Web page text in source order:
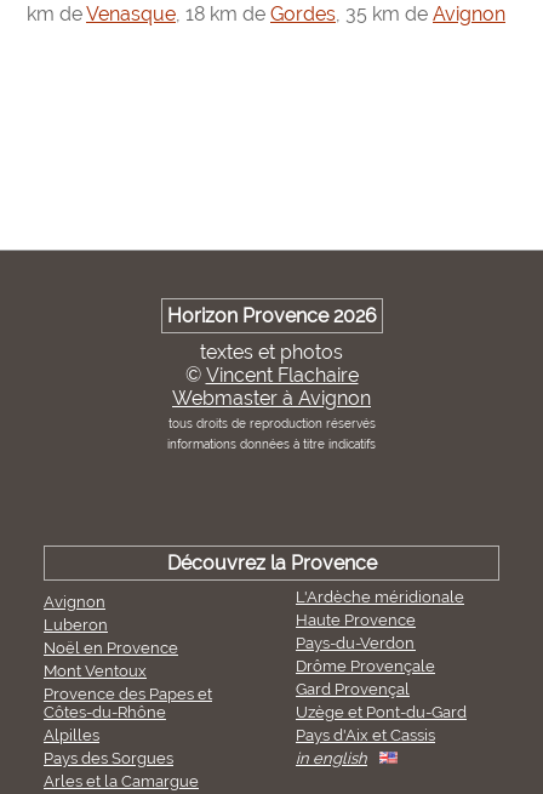
km deVenasque , 18 km de Gordes , 35 km de Avignon
Horizon Provence 2026
textes et photos
© Vincent Flachaire
Webmaster à Avignon
tous droits de reproduction réservés
informations données à titre indicatifs
Découvrez la Provence
Avignon
Luberon
Noël en Provence
Mont Ventoux
Provence des Papes et
Côtes-du-Rhône
Alpilles
Pays des Sorgues
Arles et la Camargue
L'Ardèche méridionale
Haute Provence
Pays-du-Verdon
Drôme Provençale
Gard Provençal
Uzège et Pont-du-Gard
Pays d'Aix et Cassis
in english